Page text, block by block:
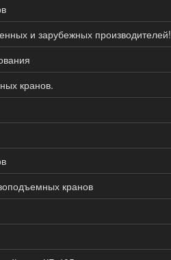
и зарубежных производителей!
кранов.
кранов